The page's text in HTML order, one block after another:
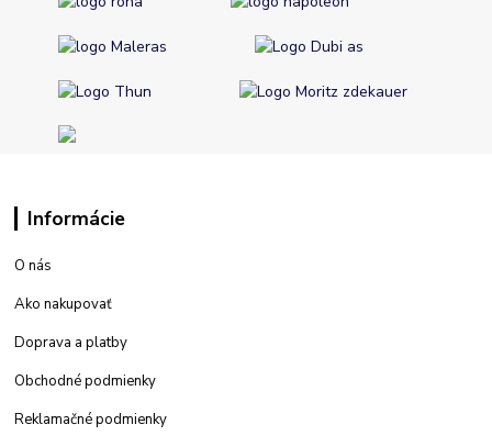
Informácie
O nás
Ako nakupovať
Doprava a platby
Obchodné podmienky
Reklamačné podmienky